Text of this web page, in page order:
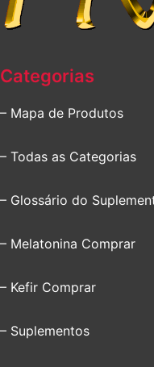
Categorias
– Mapa de Produtos
– Todas as Categorias
– Glossário do
– Melatonina Comprar
– Kefir Comprar
– Suplementos